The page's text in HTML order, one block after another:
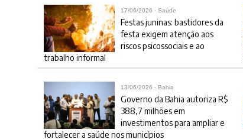
17/06/2026 - Saúde
Festas juninas: bastidores da
festa exigem atenção aos
riscos psicossociais e ao
trabalho informal
13/06/2026 - Bahia
Governo da Bahia autoriza R$
388,7 milhões em
investimentos para ampliar e
fortalecer a saúde nos municípios